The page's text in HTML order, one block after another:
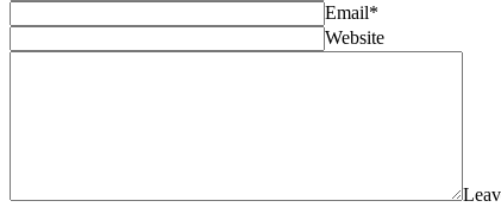
Email*
Website